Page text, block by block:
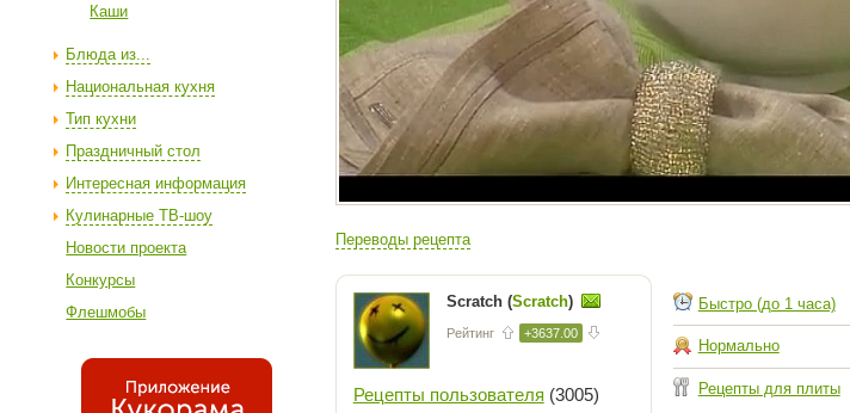
Каши
Блюда из...
Национальная кухня
Тип кухни
Праздничный стол
Интересная информация
Кулинарные ТВ-шоу
Новости проекта
Конкурсы
Флешмобы
Переводы рецепта
Scratch (Scratch)
Рейтинг +3637.00
Рецепты пользователя (3005)
Быстро (до 1 часа)
Нормально
Рецепты для плиты